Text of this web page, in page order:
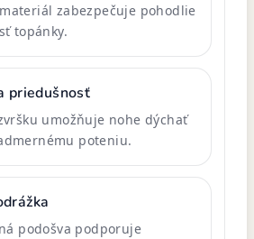
zabezpečuje pohodlie
topánky.
priedušnosť
umožňuje nohe dýchať
poteniu.
podošva podporuje